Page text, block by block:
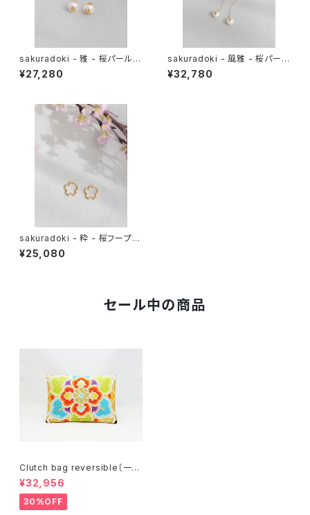
sakuradoki - 雅 - 桜パールピ
アス9mm
¥27,280
sakuradoki - 風雅 - 桜パール
チェーンピアス9mm
¥32,780
sakuradoki - 粋 - 桜フープピ
アス
¥25,080
セール中の商品
Clutch bag reversible〔一点
物〕C077R
¥32,956
30%OFF